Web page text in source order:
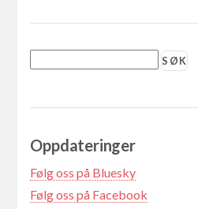
Oppdateringer
Følg oss på Bluesky
Følg oss på Facebook